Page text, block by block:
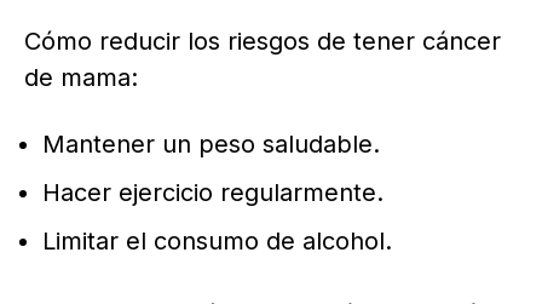
Cómo reducir los riesgos de tener cáncer
de mama:
Mantener un peso saludable.
Hacer ejercicio regularmente.
Limitar el consumo de alcohol.